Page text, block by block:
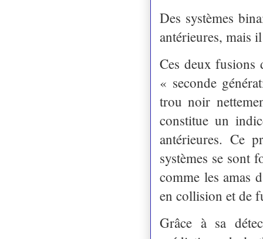
Des systèmes
antérieures, mais
Ces deux fusions
« seconde
trou noir
constitue un
antérieures. Ce
systèmes se sont
comme les amas
en collision et de
Grâce à sa